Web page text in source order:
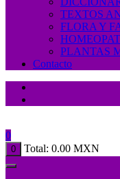
TEXTOS
FLORA Y
PLANTAS
Contacto
0
0 Total: 0.00 MXN